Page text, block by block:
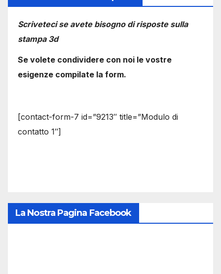
Scriveteci se avete bisogno di risposte sulla
stampa 3d
Se volete condividere con noi le vostre
esigenze compilate la form.
[contact-form-7 id=”9213″ title=”Modulo di
contatto 1″]
La Nostra Pagina Facebook